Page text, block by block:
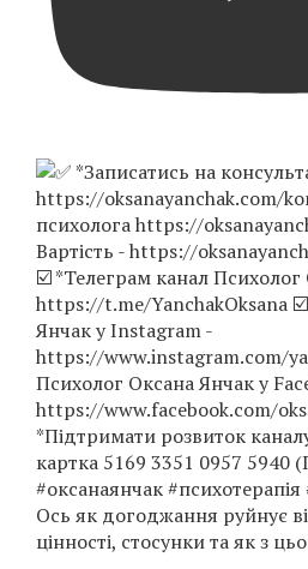
Ось як догоджання руйнує
цінності, стосунки та як з